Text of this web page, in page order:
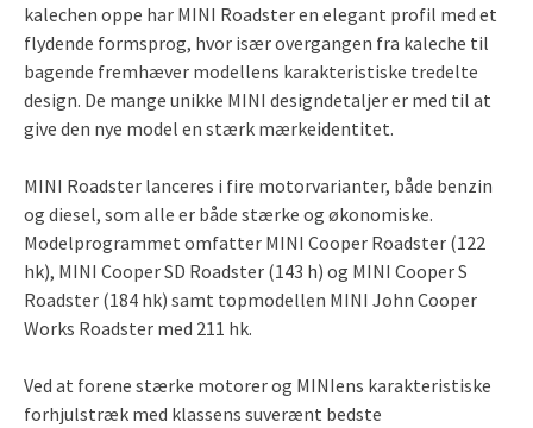
kalechen oppe har MINI Roadster en elegant profil med et
flydende formsprog, hvor især overgangen fra kaleche til
bagende fremhæver modellens karakteristiske tredelte
design. De mange unikke MINI designdetaljer er med til at
give den nye model en stærk mærkeidentitet.
MINI Roadster lanceres i fire motorvarianter, både benzin
og diesel, som alle er både stærke og økonomiske.
Modelprogrammet omfatter MINI Cooper Roadster (122
hk), MINI Cooper SD Roadster (143 h) og MINI Cooper S
Roadster (184 hk) samt topmodellen MINI John Cooper
Works Roadster med 211 hk.
Ved at forene stærke motorer og MINIens karakteristiske
forhjulstræk med klassens suverænt bedste